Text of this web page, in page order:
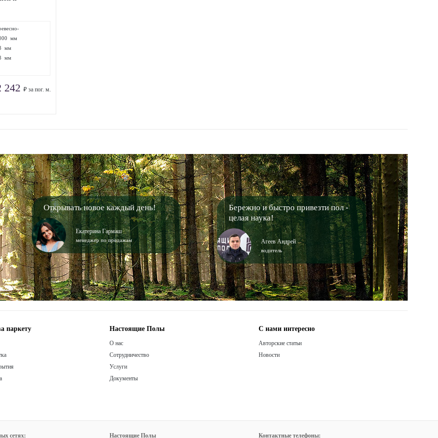
мм
мм
мм
242 ₽ за пог. м.
Открывать новое каждый день!
Екатерина Гармаш
менеджер по продажам
Бережно и быстро привезти пол -
целая наука!
Агеев Андрей
водитель
паркету Настоящие Полы
О нас
Сотрудничество
Услуги
Документы
С нами интересно
Авторские статьи
Новости
сетях: Настоящие Полы Контактные телефоны: